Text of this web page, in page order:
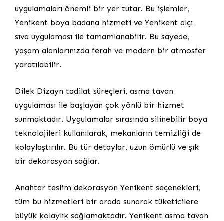
uygulamaları önemli bir yer tutar. Bu işlemler,
Yenikent boya badana hizmeti ve Yenikent alçı
sıva uygulaması ile tamamlanabilir. Bu sayede,
yaşam alanlarınızda ferah ve modern bir atmosfer
yaratılabilir.
Dilek Dizayn tadilat süreçleri, asma tavan
uygulaması ile başlayan çok yönlü bir hizmet
sunmaktadır. Uygulamalar sırasında silinebilir boya
teknolojileri kullanılarak, mekanların temizliği de
kolaylaştırılır. Bu tür detaylar, uzun ömürlü ve şık
bir dekorasyon sağlar.
Anahtar teslim dekorasyon Yenikent seçenekleri,
tüm bu hizmetleri bir arada sunarak tüketicilere
büyük kolaylık sağlamaktadır. Yenikent asma tavan